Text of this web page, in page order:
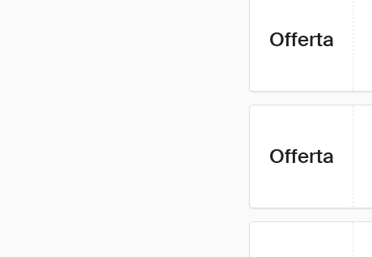
Offerta
Offerta